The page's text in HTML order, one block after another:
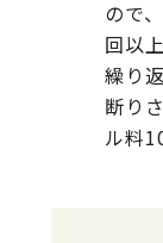
ので
回以
繰り
断り
ル料